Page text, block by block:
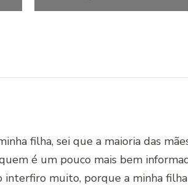
filha, sei que a maioria das
é um pouco mais bem
interfiro muito, porque a minha